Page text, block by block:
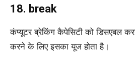
18. break
कंप्यूटर ब्रेकिंग कैपेसिटी को डिसएबल
करने के लिए इसका यूज होता है।